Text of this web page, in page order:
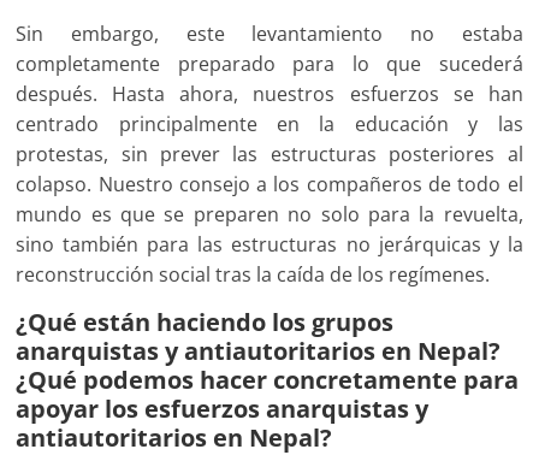
Sin embargo, este levantamiento no estaba
completamente preparado para lo que sucederá
después. Hasta ahora, nuestros esfuerzos se han
centrado principalmente en la educación y las
protestas, sin prever las estructuras posteriores al
colapso. Nuestro consejo a los compañeros de todo el
mundo es que se preparen no solo para la revuelta,
sino también para las estructuras no jerárquicas y la
reconstrucción social tras la caída de los regímenes.
¿Qué están haciendo los grupos
anarquistas y antiautoritarios en Nepal?
¿Qué podemos hacer concretamente para
apoyar los esfuerzos anarquistas y
antiautoritarios en Nepal?